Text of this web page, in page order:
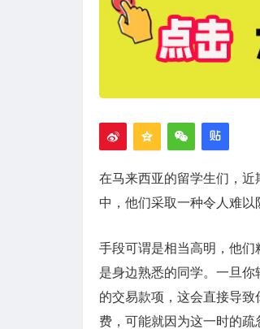
在马来西亚的留学生们，
中，他们采取一种令人难
手段可谓是相当高明，他
是身边熟悉的同学。一旦
的交易款项，这会直接导
费，可能就因为这一时的